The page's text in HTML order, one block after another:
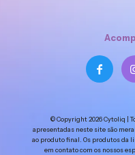
© Copyright 2026 Cytoliq |
apresentadas neste site são
ao produto final. Os produtos da
em contato com os nossos